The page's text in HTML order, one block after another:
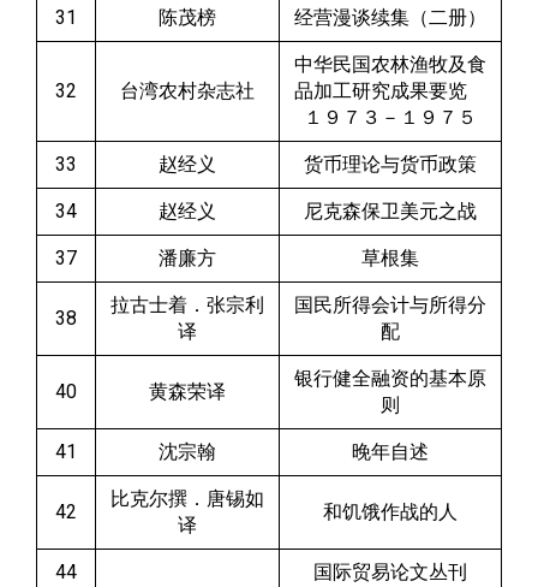
31 陈茂榜 经营漫谈续集（二册）
32 台湾农村杂志社
中华民国农林渔牧及食
品加工研究成果要览
１９７３－１９７５
33 赵经义 货币理论与货币政策
34 赵经义 尼克森保卫美元之战
37 潘廉方 草根集
38
拉古士着．张宗利
译
国民所得会计与所得分
配
40 黄森荣译
银行健全融资的基本原
则
41 沈宗翰 晚年自述
42
比克尔撰．唐锡如
译
和饥饿作战的人
44 国际贸易论文丛刊